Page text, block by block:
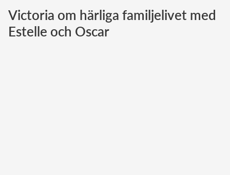
Norska kungahuset
Danska kungahuset
Victoria om härliga familjelivet med
Estelle och Oscar